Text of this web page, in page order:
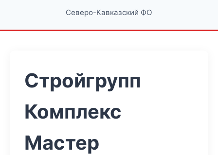
Северо-Кавказский ФО
Стройгрупп
Комплекс
Мастер